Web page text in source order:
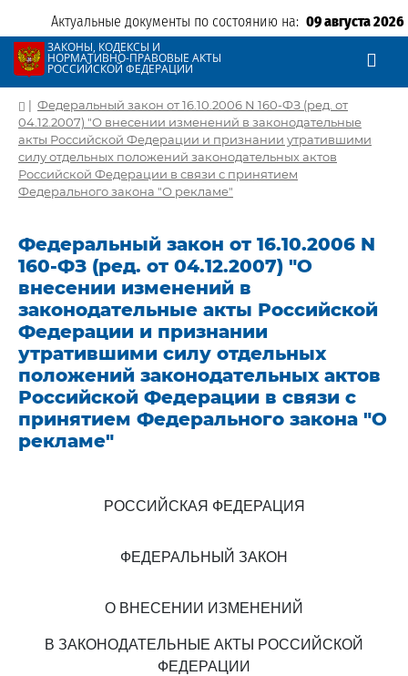
Актуальные документы по состоянию на: 09 августа 2026
ЗАКОНЫ, КОДЕКСЫ И
НОРМАТИВНО-ПРАВОВЫЕ АКТЫ
РОССИЙСКОЙ ФЕДЕРАЦИИ
| Федеральный закон от 16.10.2006 N 160-ФЗ (ред. от
04.12.2007) "О внесении изменений в законодательные
акты Российской Федерации и признании утратившими
силу отдельных положений законодательных актов
Российской Федерации в связи с принятием
Федерального закона "О рекламе"
Федеральный закон от 16.10.2006 N
160-ФЗ (ред. от 04.12.2007) "О
внесении изменений в
законодательные акты Российской
Федерации и признании
утратившими силу отдельных
положений законодательных актов
Российской Федерации в связи с
принятием Федерального закона "О
рекламе"
РОССИЙСКАЯ ФЕДЕРАЦИЯ
ФЕДЕРАЛЬНЫЙ ЗАКОН
О ВНЕСЕНИИ ИЗМЕНЕНИЙ
В ЗАКОНОДАТЕЛЬНЫЕ АКТЫ РОССИЙСКОЙ
ФЕДЕРАЦИИ